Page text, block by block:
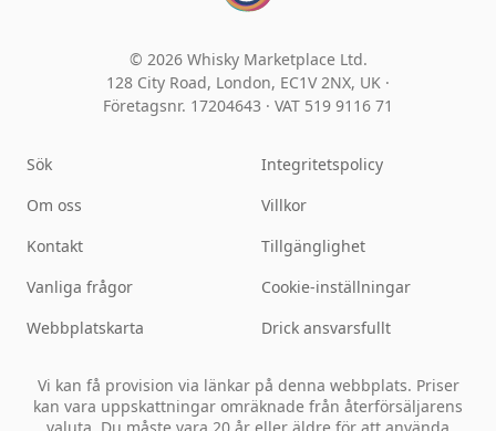
© 2026 Whisky Marketplace Ltd.
128 City Road, London, EC1V 2NX, UK ·
Företagsnr. 17204643 · VAT 519 9116 71
Sök
Om oss
Kontakt
Vanliga frågor
Webbplatskarta
Integritetspolicy
Villkor
Tillgänglighet
Cookie-inställningar
Drick ansvarsfullt
Vi kan få provision via länkar på denna webbplats. Priser
kan vara uppskattningar omräknade från återförsäljarens